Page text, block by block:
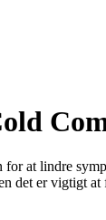
at lindre
er vigtigt